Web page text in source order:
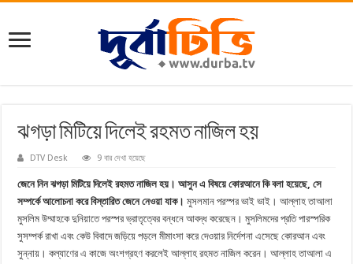
ঝগড়া মিটিয়ে দিলেই রহমত নাজিল হয়
DTV Desk 9 বার দেখা হয়েছে
জেনে নিন ঝগড়া মিটিয়ে দিলেই রহমত নাজিল হয়। আসুন এ বিষয়ে কোরআনে কি বলা হয়েছে, সে
সম্পর্কে আলোচনা করে বিস্তারিত জেনে নেওয়া যাক। মুসলমান পরস্পর ভাই ভাই। আল্লাহ তাআলা
মুসলিম উম্মাহকে দুনিয়াতে পরস্পর ভ্রাতৃত্বের বন্ধনে আবদ্ধ করেছেন। মুসলিমদের প্রতি পারস্পরিক
সুসম্পর্ক রাখা এবং কেউ বিবাদে জড়িয়ে পড়লে মীমাংসা করে দেওয়ার নির্দেশনা এসেছে কোরআন এবং
সুন্নায়। কল্যাণের এ কাজে অংশগ্রহণ করলেই আল্লাহ রহমত নাজিল করেন। আল্লাহ তাআলা এ